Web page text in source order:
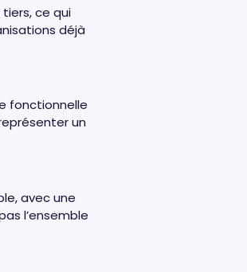
ce qui
déjà
fonctionnelle
un
avec une
l’ensemble